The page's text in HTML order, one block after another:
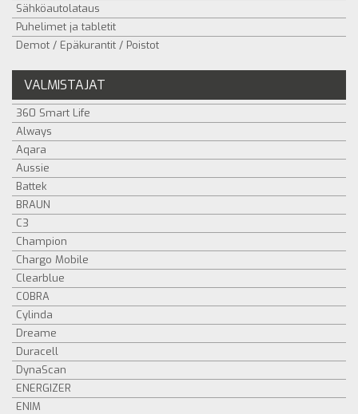
Sähköautolataus
Puhelimet ja tabletit
Demot / Epäkurantit / Poistot
VALMISTAJAT
360 Smart Life
Always
Aqara
Aussie
Battek
BRAUN
C3
Champion
Chargo Mobile
Clearblue
COBRA
Cylinda
Dreame
Duracell
DynaScan
ENERGIZER
ENIM